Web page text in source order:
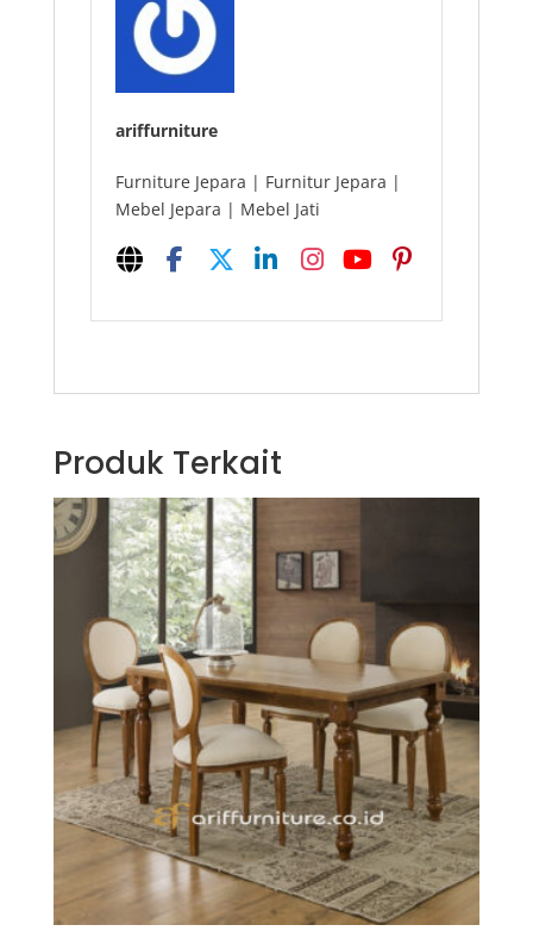
ariffurniture
Furniture Jepara | Furnitur Jepara |
Mebel Jepara | Mebel Jati
Produk Terkait